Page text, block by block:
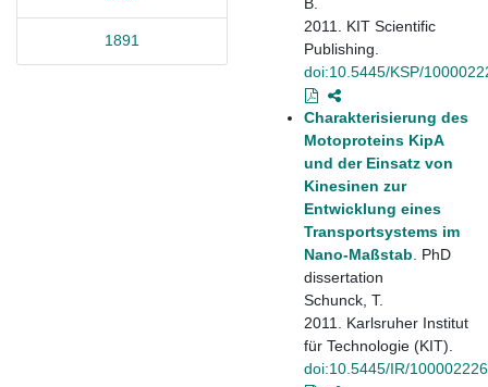
1891
2011. KIT Scientific
Publishing.
doi:10.5445/KSP/
Charakterisierung des
Motoproteins KipA
und der Einsatz von
Kinesinen zur
Entwicklung eines
Transportsystems im
Nano-Maßstab . PhD
dissertation
Schunck, T.
2011. Karlsruher Institut
für Technologie (KIT).
doi:10.5445/IR/